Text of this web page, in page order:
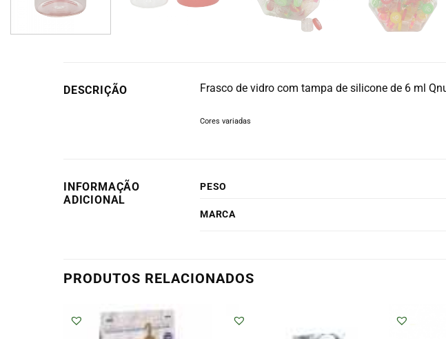
DESCRIÇÃO Frasco de vidro com tampa de silicone de 6 ml
Cores variadas
INFORMAÇÃO
ADICIONAL
PESO
MARCA
PRODUTOS RELACIONADOS